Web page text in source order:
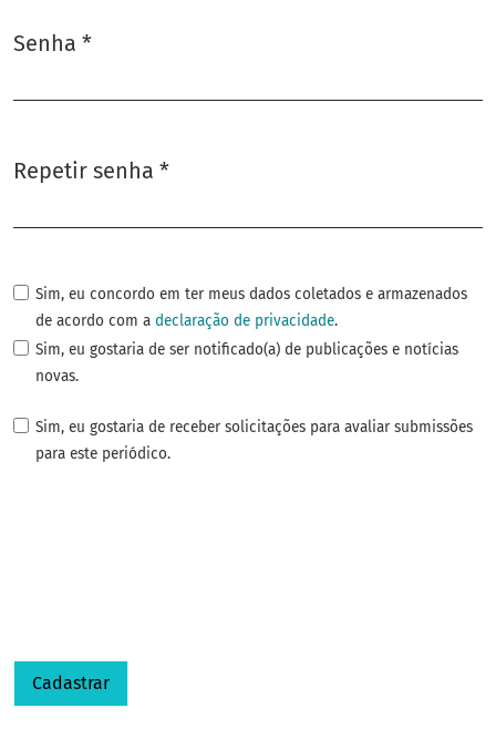
Senha *
Repetir senha *
Sim, eu concordo em ter meus dados coletados e armazenados
de acordo com adeclaração de privacidade.
Sim, eu gostaria de ser notificado(a) de publicações e notícias
novas.
Sim, eu gostaria de receber solicitações para avaliar submissões
para este periódico.
Cadastrar